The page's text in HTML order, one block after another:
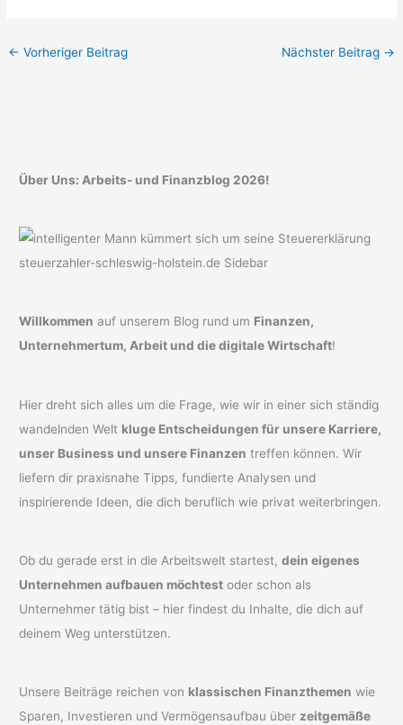
← Vorheriger Beitrag Nächster Beitrag →
Über Uns: Arbeits- und Finanzblog 2026!
Willkommen auf unserem Blog rund um Finanzen,
Unternehmertum, Arbeit und die digitale Wirtschaft!
Hier dreht sich alles um die Frage, wie wir in einer sich ständig
wandelnden Welt kluge Entscheidungen für unsere Karriere,
unser Business und unsere Finanzen treffen können. Wir
liefern dir praxisnahe Tipps, fundierte Analysen und
inspirierende Ideen, die dich beruflich wie privat weiterbringen.
Ob du gerade erst in die Arbeitswelt startest,dein eigenes
Unternehmen aufbauen möchtest oder schon als
Unternehmer tätig bist – hier findest du Inhalte, die dich auf
deinem Weg unterstützen.
Unsere Beiträge reichen von klassischen Finanzthemen wie
Sparen, Investieren und Vermögensaufbau überzeitgemäße